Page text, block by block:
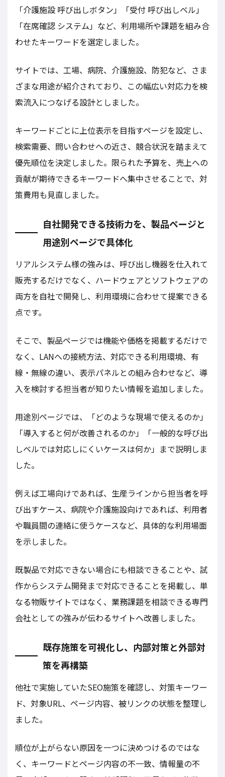
「介護施設 呼び出しボタン」「受付 呼び出しベル」
「在席確認 システム」など、利用場所や課題を組み合
わせたキーワードを選定しました。
サイトでは、工場、病院、介護施設、防犯など、さま
ざまな用途が紹介されており、この幅広い対応力を検
索流入につなげる設計としました。
キーワードごとに上位表示を目指すページを設定し、
検索需要、問い合わせへの近さ、競合状況を踏まえて
優先順位を決定しました。限られた予算を、売上への
貢献が期待できるキーワードへ集中させることで、対
策費用も見直しました。
自社開発できる技術力を、製品ページと
用途別ページで具体化
リアルシステム様の強みは、呼び出し機器を仕入れて
販売するだけでなく、ハードウェアとソフトウェアの
両方を自社で開発し、利用環境に合わせて提案できる
点です。
そこで、製品ページでは機能や価格を掲載するだけで
なく、LANへの接続方法、対応できる利用環境、有
線・無線の違い、表示パネルとの組み合わせなど、導
入を検討する担当者が知りたい情報を追加しました。
用途別ページでは、「どのような現場で使えるのか」
「導入すると何が改善されるのか」「一般的な呼び出
しベルでは対応しにくいケースは何か」まで説明しま
した。
例えば工場向けであれば、生産ラインから担当者を呼
び出すケース、病院や介護施設向けであれば、利用者
や職員間の連絡に使うケースなど、具体的な利用場面
を示しました。
既製品で対応できない場合にも相談できることや、試
作からシステム開発まで対応できることを掲載し、単
なる物販サイトではなく、業務課題を相談できる専門
会社としての強みが伝わるサイトへ改善しました。
既存施策を可視化し、内部対策と外部対
策を再構築
他社で実施していたSEO施策を確認し、対策キーワー
ド、対象URL、ページ内容、被リンクの状態を整理し
ました。
順位が上がらない原因を一つに決めつけるのではな
く、キーワードとページ内容の不一致、情報量の不